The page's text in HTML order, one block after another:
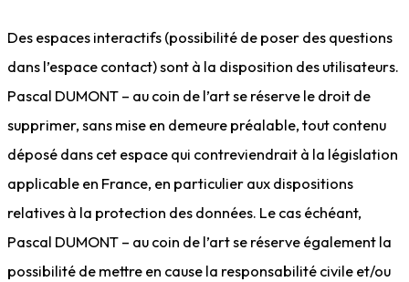
Des espaces interactifs (possibilité de poser des questions
dans l’espace contact) sont à la disposition des utilisateurs.
Pascal DUMONT – au coin de l’art se réserve le droit de
supprimer, sans mise en demeure préalable, tout contenu
déposé dans cet espace qui contreviendrait à la législation
applicable en France, en particulier aux dispositions
relatives à la protection des données. Le cas échéant,
Pascal DUMONT – au coin de l’art se réserve également la
possibilité de mettre en cause la responsabilité civile et/ou